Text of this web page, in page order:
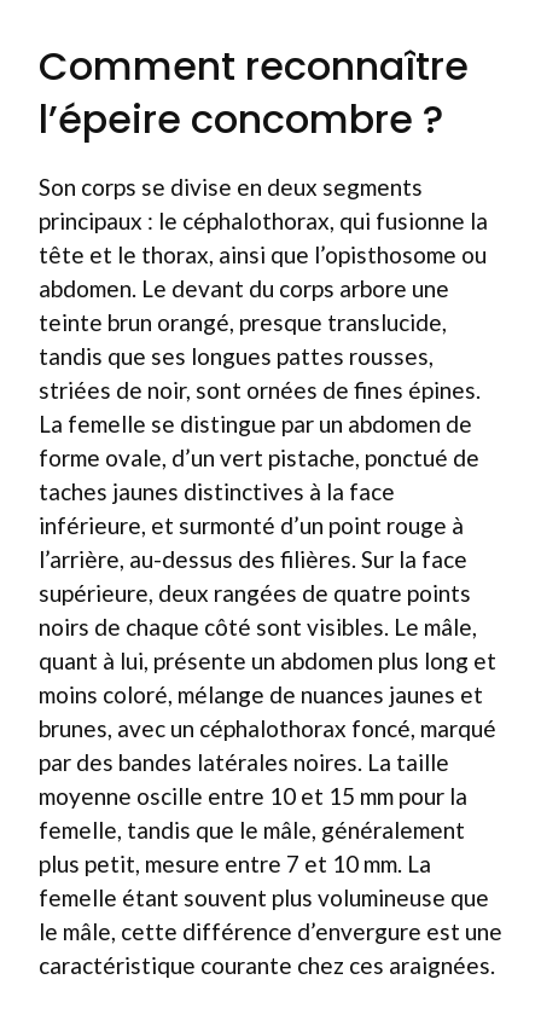
Comment reconnaître
l’épeire concombre ?
Son corps se divise en deux segments
principaux : le céphalothorax, qui fusionne la
tête et le thorax, ainsi que l’opisthosome ou
abdomen. Le devant du corps arbore une
teinte brun orangé, presque translucide,
tandis que ses longues pattes rousses,
striées de noir, sont ornées de fines épines.
La femelle se distingue par un abdomen de
forme ovale, d’un vert pistache, ponctué de
taches jaunes distinctives à la face
inférieure, et surmonté d’un point rouge à
l’arrière, au-dessus des filières. Sur la face
supérieure, deux rangées de quatre points
noirs de chaque côté sont visibles. Le mâle,
quant à lui, présente un abdomen plus long et
moins coloré, mélange de nuances jaunes et
brunes, avec un céphalothorax foncé, marqué
par des bandes latérales noires. La taille
moyenne oscille entre 10 et 15 mm pour la
femelle, tandis que le mâle, généralement
plus petit, mesure entre 7 et 10 mm. La
femelle étant souvent plus volumineuse que
le mâle, cette différence d’envergure est une
caractéristique courante chez ces araignées.